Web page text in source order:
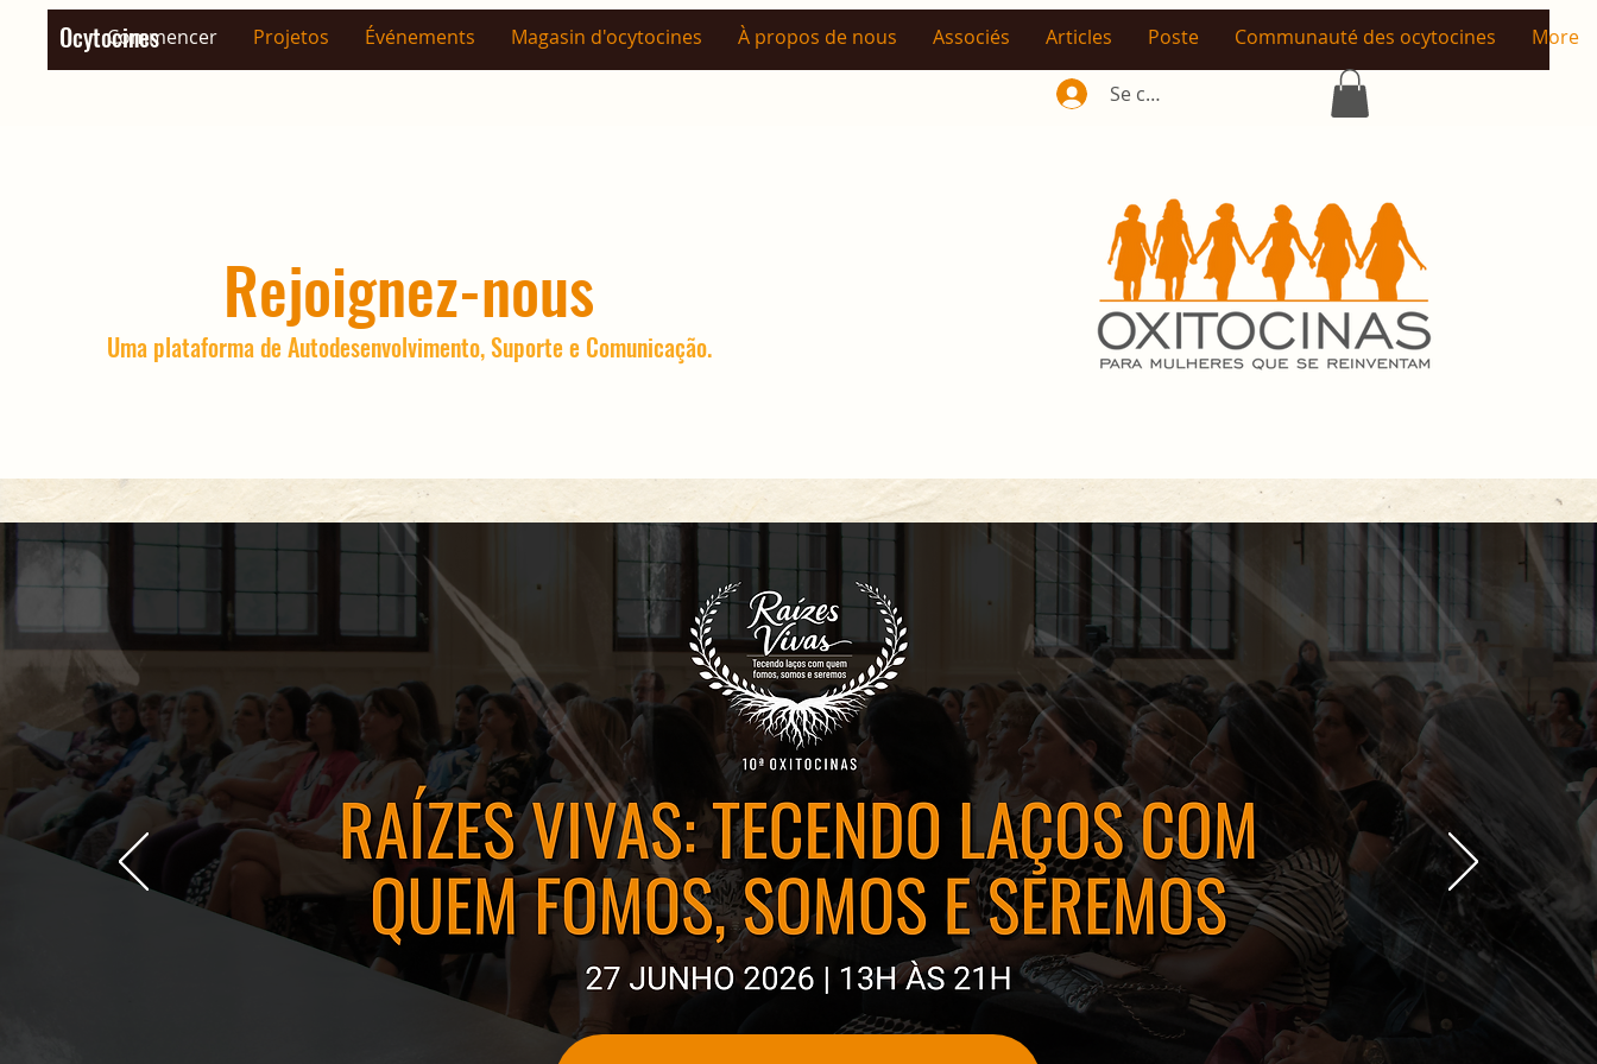
Ocytocines
Se connecter
Commencer Projetos Événements Magasin d'ocytocines À propos de nous Associés Articles Poste Communauté des ocytocines More
Rejoignez-nous
Uma plataforma de Autodesenvolvimento, Suporte e Comunicação.